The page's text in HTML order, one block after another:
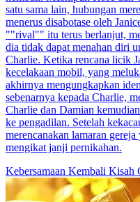
satu sama lain, hubungan
menerus disabotase oleh
""rival"" itu terus berlanjut,
dia tidak dapat menahan diri
Charlie. Ketika rencana licik
kecelakaan mobil, yang
akhirnya mengungkapkan
sebenarnya kepada Charlie,
Charlie dan Damian
ke pengadilan. Setelah
merencanakan lamaran
mengikat janji pernikahan.
Kebersamaan Kembali Kisah